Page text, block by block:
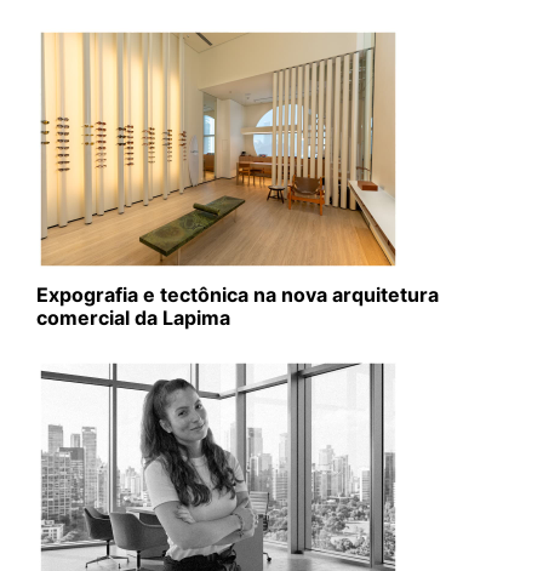
Expografia e tectônica na nova arquitetura
comercial da Lapima